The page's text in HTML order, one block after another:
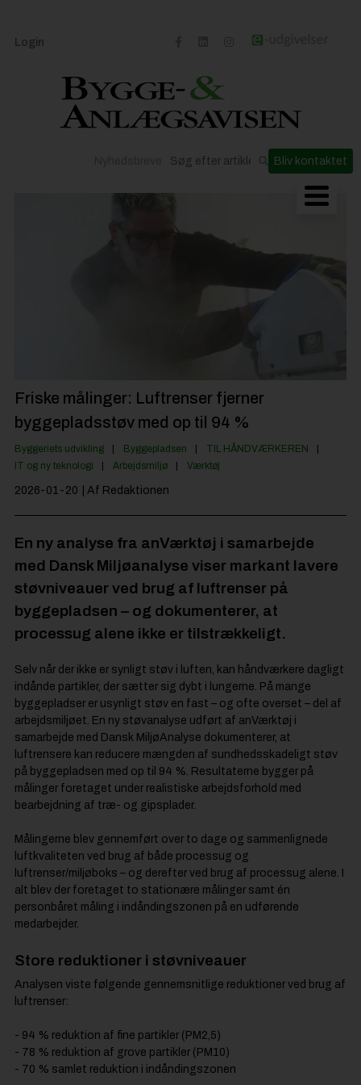
Login
Bliv kontaktet
Friske målinger: Luftrenser fjerner
byggepladsstøv med op til 94 %
Byggeriets udvikling Byggepladsen
TIL HÅNDVÆRKEREN
IT og ny teknologi
Arbejdsmiljø Værktøj
2026-01-20 | Af Redaktionen
En ny analyse fra anVærktøj i samarbejde
med Dansk Miljøanalyse viser markant lavere
støvniveauer ved brug af luftrenser på
byggepladsen – og dokumenterer, at
processug alene ikke er tilstrækkeligt.
Selv når der ikke er synligt støv i luften, kan håndværkere dagligt
indånde partikler, der sætter sig dybt i lungerne. På mange
byggepladser er usynligt støv en fast – og ofte overset – del af
arbejdsmiljøet. En ny støvanalyse udført af anVærktøj i
samarbejde med Dansk MiljøAnalyse dokumenterer, at
luftrensere kan reducere mængden af sundhedsskadeligt støv
på byggepladsen med op til 94 %. Resultaterne bygger på
målinger foretaget under realistiske arbejdsforhold med
bearbejdning af træ- og gipsplader.
Målingerne blev gennemført over to dage og sammenlignede
luftkvaliteten ved brug af både processug og
luftrenser/miljøboks – og derefter ved brug af processug alene. I
alt blev der foretaget to stationære målinger samt én
personbåret måling i indåndingszonen på en udførende
medarbejder.
Store reduktioner i støvniveauer
Analysen viste følgende gennemsnitlige reduktioner ved brug af
luftrenser:
- 94 % reduktion af fine partikler (PM2,5)
- 78 % reduktion af grove partikler (PM10)
- 70 % samlet reduktion i indåndingszonen